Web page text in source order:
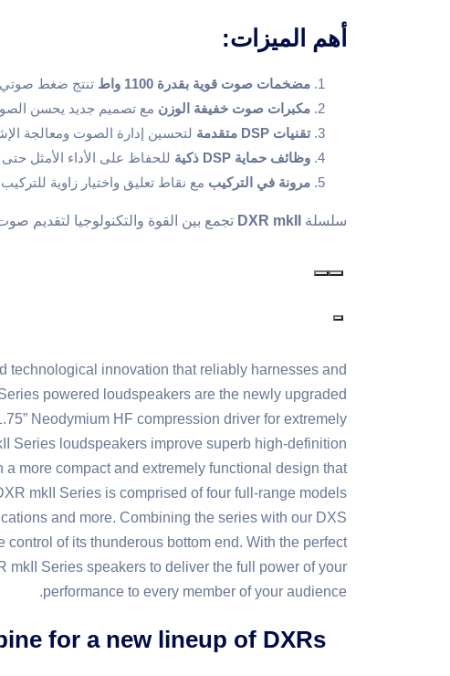
أهم الميزات:
مضخمات صوت قوية بقدرة 1100 واط
تنتج ضغط صوتي عالي
مكبرات صوت خفيفة الوزن مع تصميم جديد يحسن
تقنيات DSP متقدمة
لتحسين إدارة الصوت ومعالجة
وظائف حماية DSP ذكية
للحفاظ على الأداء الأمثل
مرونة في التركيب مع نقاط تعليق واختيار زاوية
سلسلة DXR mkII تجمع بين القوة والتكنولوجيا لتقديم
technological innovation that reliably harnesses and
powered loudspeakers are the newly upgraded
Neodymium HF compression driver for extremely
Series loudspeakers improve superb high-definition
more compact and extremely functional design that
mkII Series is comprised of four full-range models
and more. Combining the series with our DXS
of its thunderous bottom end. With the perfect
Series speakers to deliver the full power of your
performance to every member of your audience.
for a new lineup of DXRs